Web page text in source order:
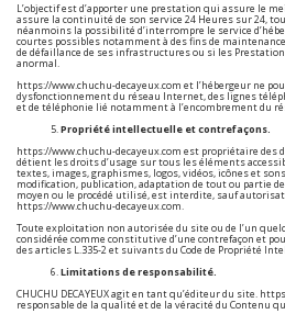
L’objectif est d’apporter une prestation qui assure le
assure la continuité de son service 24 Heures sur 24,
néanmoins la possibilité d’interrompre le service
courtes possibles notamment à des fins de
de défaillance de ses infrastructures ou si les
anormal.
https://www.chuchu-decayeux.com et l’hébergeur ne
dysfonctionnement du réseau Internet, des lignes
et de téléphonie lié notamment à l’encombrement du
Propriété intellectuelle et contrefaçons.
https://www.chuchu-decayeux.com est propriétaire des
détient les droits d’usage sur tous les éléments
textes, images, graphismes, logos, vidéos, icônes et
modification, publication, adaptation de tout ou partie
moyen ou le procédé utilisé, est interdite, sauf
https://www.chuchu-decayeux.com.
Toute exploitation non autorisée du site ou de l’un
considérée comme constitutive d’une contrefaçon et
des articles L.335-2 et suivants du Code de Propriété
Limitations de responsabilité.
CHUCHU DECAYEUX agit en tant qu’éditeur du site.
responsable de la qualité et de la véracité du Contenu